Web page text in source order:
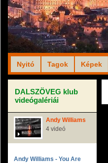
Nyitó Tagok Képek
DALSZÖVEG klub
videógalériái
Andy Williams
4 videó
Andy Williams - You Are